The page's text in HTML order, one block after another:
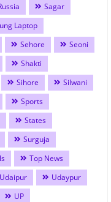
Sagar
Laptop
Sehore
Seoni
Shakti
Sihore
Silwani
Sports
States
Surguja
Top News
Udaipur
Udaypur
UP